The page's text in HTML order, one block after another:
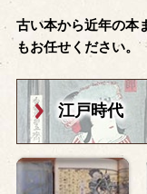
古い本から近年の本
もお任せください。
江戸時代